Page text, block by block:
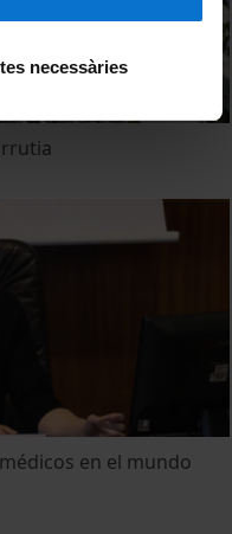
necessàries
en el mundo